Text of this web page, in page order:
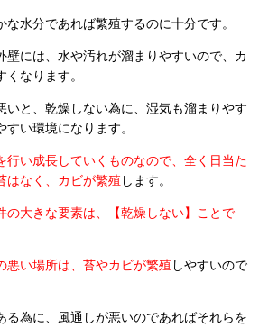
水分であれば繁殖するのに十分です。
壁には、水や汚れが溜まりやすいので、カ
なります。
いと、乾燥しない為に、湿気も溜まりやす
すい環境になります。
行い成長していくものなので、全く日当た
はなく、カビが繁殖 します。
の大きな要素は、【乾燥しない】ことで
悪い場所は、苔やカビが繁殖 しやすいので
る為に、風通しが悪いのであればそれらを